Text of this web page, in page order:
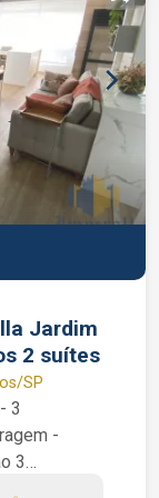
Lopes de
e
Jardim
2 suítes
SP
-